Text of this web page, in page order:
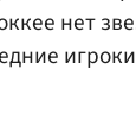
нет